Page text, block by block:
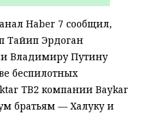
Haber 7 сообщил,
Тайип Эрдоган
Владимиру Путину
беспилотных
TB2 компании Baykar
братьям — Халуку и